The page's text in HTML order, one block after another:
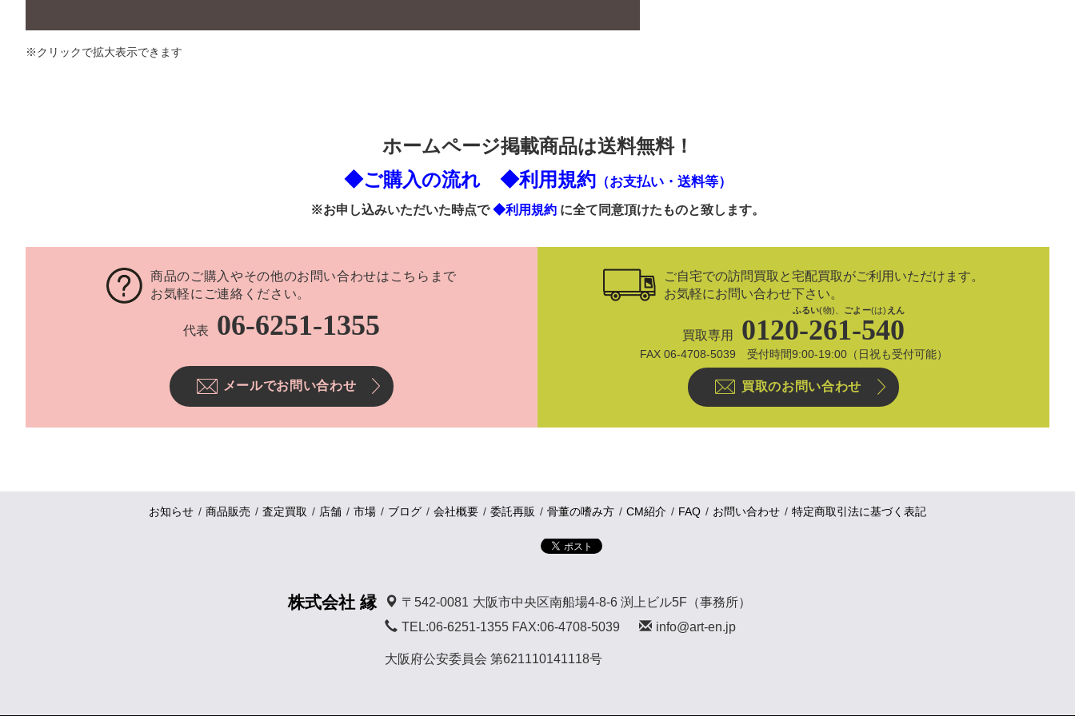
※クリックで拡大表示できます
ホームページ掲載商品は送料無料！
◆ご購入の流れ
◆利用規約 （お支払い・送料等）
※お申し込みいただいた時点で◆利用規約 に全て同意頂けたものと致します。
商品のご購入やその他のお問い合わせはこちらまで
お気軽にご連絡ください。
代表 06-6251-1355
メールでお問い合わせ
ご自宅での訪問買取と宅配買取がご利用いただけます。
お気軽にお問い合わせ下さい。
ふるい(物)、 ごよー(は) えん
買取専用 0120-261-540
FAX 06-4708-5039 受付時間9:00-19:00（日祝も受付可能）
買取のお問い合わせ
お知らせ 商品販売 査定買取 店舗 市場 ブログ 会社概要 委託再販 骨董の嗜み方 CM紹介 FAQ お問い合わせ 特定商取引法に基づく表記
株式会社 縁 〒542-0081 大阪市中央区南船場4-8-6 渕上ビル5F（事務所）
TEL:06-6251-1355 FAX:06-4708-5039
info@art-en.jp
大阪府公安委員会 第621110141118号